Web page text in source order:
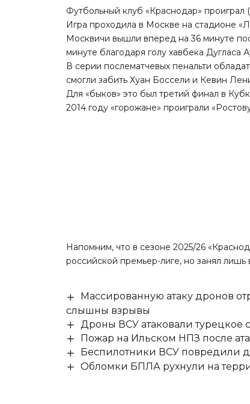
Футбольный клуб «Краснодар» проиграл
Игра проходила в Москве на стадионе
Москвичи вышли вперед на 36 минуте
минуте благодаря голу хавбека Дугласа
В серии послематчевых пенальти
смогли забить Хуан Боссели и Кевин
Для «быков» это был третий финал в
2014 году «горожане» проиграли
Напомним, что в сезоне 2025/26
российской премьер-лиге, нозанял лишь
Массированную атаку дронов
слышны взрывы
Дроны ВСУ атаковали турецкое
Пожар на Ильском НПЗ после
Беспилотники ВСУ повредили
Обломки БПЛА рухнули на